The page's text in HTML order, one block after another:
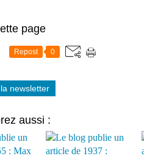
page
Repost 0
newsletter
aussi :